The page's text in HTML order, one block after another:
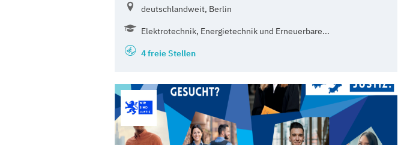
deutschlandweit, Berlin
Elektrotechnik, Energietechnik und Erneuerbare...
4 freie Stellen